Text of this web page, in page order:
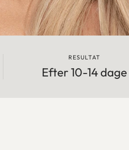
RESULTAT
Efter 10-14 dage